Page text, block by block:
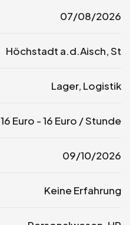
07/08/2026
Höchstadt a.d.Aisch, St
Lager, Logistik
16 Euro -16 Euro / Stunde
09/10/2026
Keine Erfahrung